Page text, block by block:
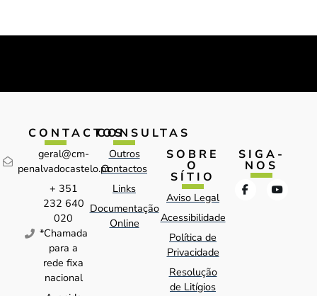
CONTACTOS
geral@cm-
penalvadocastelo.pt
+ 351
232 640
020
*Chamada
para a
rede fixa
nacional
CONSULTAS
Outros
Contactos
Links
Documentação
Online
SOBRE
O
SÍTIO
Aviso Legal
Acessibilidade
Política de
Privacidade
Resolução
de Litígios
SIGA-
NOS